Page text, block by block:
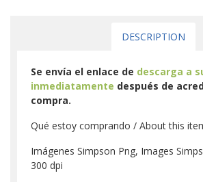
DESCRIPTION
Se envía el enlace de descarga a
inmediatamente después de
compra.
Qué estoy comprando / About this
Imágenes Simpson Png, Images
300 dpi